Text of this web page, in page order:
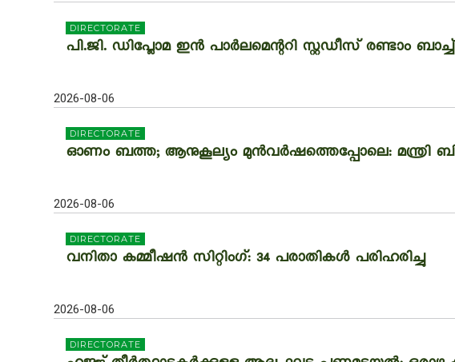
DIRECTORATE
പി.ജി. ഡിപ്ലോമ ഇൻ പാർലമെന്ററി സ്റ്റഡീസ് രണ്ടാം
2026-08-06
DIRECTORATE
ഓണം ബത്ത; ആനുകൂല്യം മുൻവർഷത്തെപ്പോലെ: മന്ത്രി
2026-08-06
DIRECTORATE
വനിതാ കമ്മീഷൻ സിറ്റിംഗ്: 34 പരാതികൾ പരിഹരിച്ചു
2026-08-06
DIRECTORATE